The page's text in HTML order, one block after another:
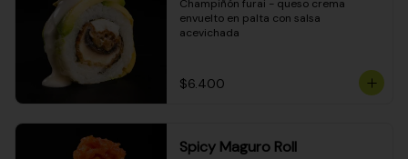
Champiñón furai - queso crema
envuelto en palta con salsa
acevichada
$6.400
Spicy Maguro Roll